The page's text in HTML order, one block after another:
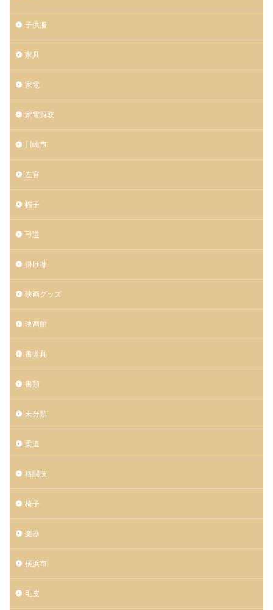
子供服
家具
家電
家電買取
川崎市
左官
帽子
弓道
掛け軸
映画グッズ
映画館
書道具
書類
未分類
柔道
格闘技
椅子
楽器
横浜市
毛皮